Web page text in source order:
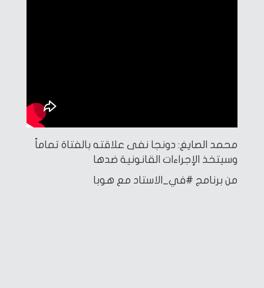
محمد الصايغ: دونجا نفى علاقته بالفتاة تماماً
وسيتخذ الإجراءات القانونية ضدها
من برنامج #في_الاستاد مع هوبا